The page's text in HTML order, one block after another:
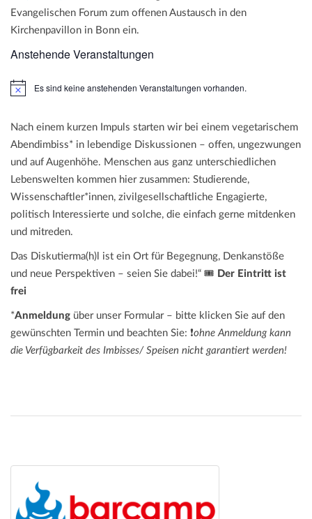
Evangelischen Forum zum offenen Austausch in den
Kirchenpavillon in Bonn ein.
Anstehende Veranstaltungen
H
w
i
s
Es sind keine anstehenden Veranstaltungen vorhanden.
Nach einem kurzen Impuls starten wir bei einem vegetarischem
Abendimbiss* in lebendige Diskussionen – offen, ungezwungen
und auf Augenhöhe. Menschen aus ganz unterschiedlichen
Lebenswelten kommen hier zusammen: Studierende,
Wissenschaftler*innen, zivilgesellschaftliche Engagierte,
politisch Interessierte und solche, die einfach gerne mitdenken
und mitreden.
Das Diskutierma(h)l ist ein Ort für Begegnung, Denkanstöße
und neue Perspektiven – seien Sie dabei!“ 🎟️ Der Eintritt ist
frei
*Anmeldung über unser Formular – bitte klicken Sie auf den
gewünschten Termin und beachten Sie: ❗ohne Anmeldung kann
die Verfügbarkeit des Imbisses/ Speisen nicht garantiert werden!